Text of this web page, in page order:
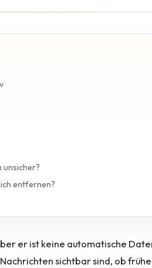
unsicher?
entfernen?
er ist keine automatische
sichtbar sind, ob